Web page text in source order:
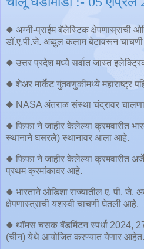
◆ अग्नी-प्राईम बॅलेस्टिक क्षेपणास्राची
डॉ.ए.पी.जे. अब्दुल कलाम बेटावरून
◆ उत्तर प्रदेश मध्ये सर्वात जास्त
◆ शेअर मार्केट गुंतवणुकीमध्ये महाराष्ट्र
◆ NASA अंतराळ संस्था चंद्रावर
◆ फिफा ने जाहीर केलेल्या क्रमवारीत
स्थानाने घसरले) स्थानावर आला आहे.
◆ फिफा ने जाहीर केलेल्या क्रमवारीत
प्रथम क्रमांकावर आहे.
◆ भारताने ओडिशा राज्यातील ए. पी. जे.
क्षेपणास्त्राची यशस्वी चाचणी घेतली आहे.
◆ थॉमस चसक बॅडमिंटन स्पर्धा 2024,
(चीन) येथे आयोजित करण्यात येणार आहेत.